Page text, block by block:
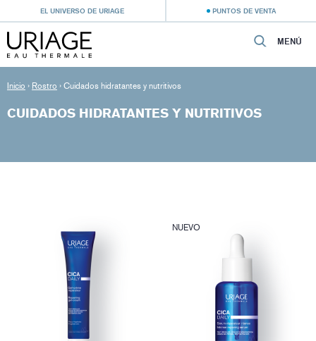
EL UNIVERSO DE URIAGE PUNTOS DE VENTA
MENÚ
Inicio › Rostro › Cuidados hidratantes y nutritivos
CUIDADOS HIDRATANTES Y NUTRITIVOS
NUEVO